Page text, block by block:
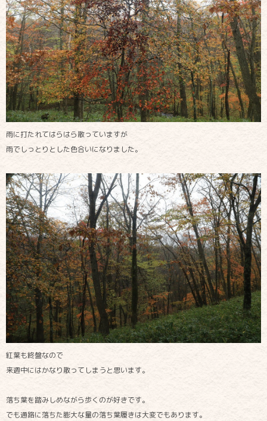
雨に打たれてはらはら散っていますが
雨でしっとりとした色合いになりました。
紅葉も終盤なので
来週中にはかなり散ってしまうと思います。
落ち葉を踏みしめながら歩くのが好きです。
でも通路に落ちた膨大な量の落ち葉履きは大変でもあります。